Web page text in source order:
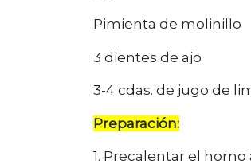
Pimienta de molinillo
3 dientes de ajo
3-4 cdas. de jugo de
Preparación:
1. Precalentar el